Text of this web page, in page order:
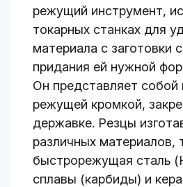
режущий инструмент,
токарных станках для
материала с заготовки
придания ей нужной
Он представляет собой
режущей кромкой,
державке. Резцы
различных материалов,
быстрорежущая сталь
сплавы (карбиды) и